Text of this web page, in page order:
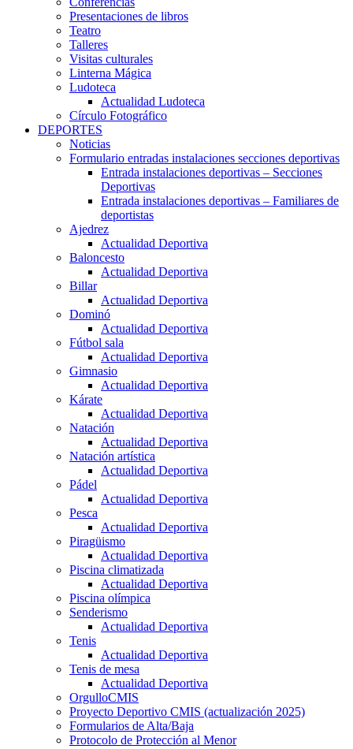
Presentaciones de libros
Teatro
Talleres
Visitas culturales
Linterna Mágica
Ludoteca
Actualidad Ludoteca
Círculo Fotográfico
DEPORTES
Noticias
Formulario entradas instalaciones secciones deportivas
Entrada instalaciones deportivas – Secciones
Deportivas
Entrada instalaciones deportivas – Familiares de
deportistas
Ajedrez
Actualidad Deportiva
Baloncesto
Actualidad Deportiva
Billar
Actualidad Deportiva
Dominó
Actualidad Deportiva
Fútbol sala
Actualidad Deportiva
Gimnasio
Actualidad Deportiva
Kárate
Actualidad Deportiva
Natación
Actualidad Deportiva
Natación artística
Actualidad Deportiva
Pádel
Actualidad Deportiva
Pesca
Actualidad Deportiva
Piragüismo
Actualidad Deportiva
Piscina climatizada
Actualidad Deportiva
Piscina olímpica
Senderismo
Actualidad Deportiva
Tenis
Actualidad Deportiva
Tenis de mesa
Actualidad Deportiva
OrgulloCMIS
Proyecto Deportivo CMIS (actualización 2025)
Formularios de Alta/Baja
Protocolo de Protección al Menor